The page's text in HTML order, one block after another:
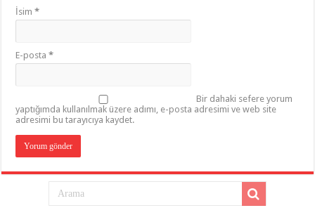
İsim*
E-posta*
Bir dahaki sefere yorum
yaptığımda kullanılmak üzere adımı, e-posta adresimi ve web site
adresimi bu tarayıcıya kaydet.